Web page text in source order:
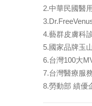
2.中華民國醫
4.藝群皮膚科
5.國家品牌玉
6.台灣100大
7.台灣醫療服
8.勞動部 績優